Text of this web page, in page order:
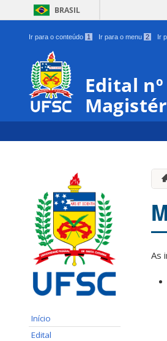
BRASIL
Ir para o conteúdo 1 Ir para o menu 2 Ir
Edital
Início
Edital
As